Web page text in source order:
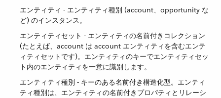
エンティティ - エンティティ種別 (account、opportunity な
ど) のインスタンス。
エンティティセット - エンティティの名前付きコレクション
(たとえば、account は account エンティティを含むエンテ
ィティセットです)。エンティティのキーでエンティティセッ
ト内のエンティティを一意に識別します。
エンティティ種別 - キーのある名前付き構造化型。エンティ
ティ種別は、エンティティの名前付きプロパティとリレーシ